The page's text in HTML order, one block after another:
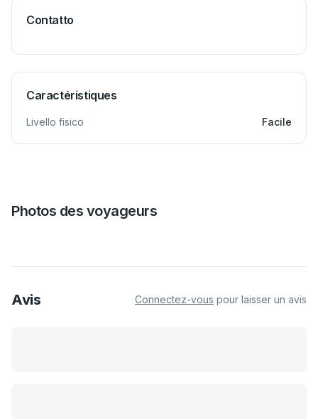
Contatto
Caractéristiques
Livello fisico Facile
Photos des voyageurs
Avis Connectez-vous pour laisser un avis